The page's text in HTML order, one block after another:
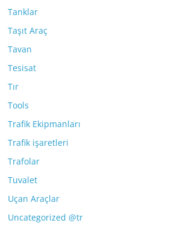
Tanklar
Taşıt Araç
Tavan
Tesisat
Tır
Tools
Trafik Ekipmanları
Trafik işaretleri
Trafolar
Tuvalet
Uçan Araçlar
Uncategorized @tr